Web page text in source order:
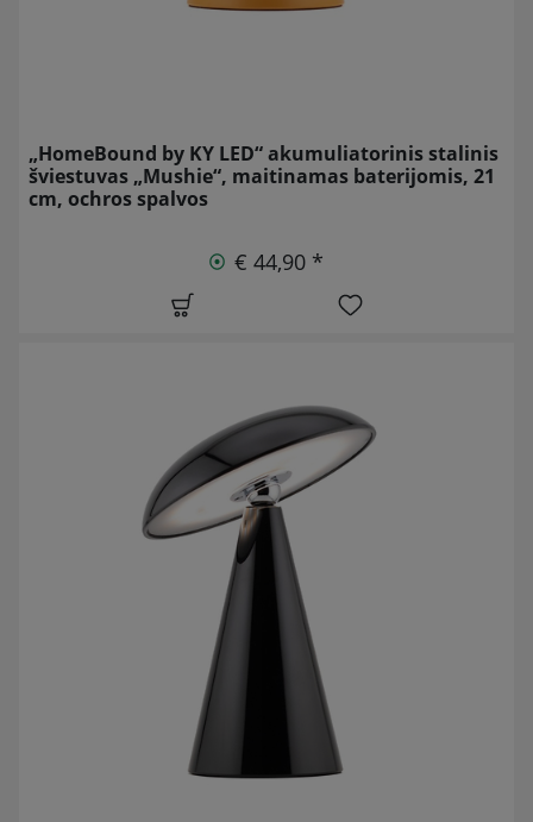
„HomeBound by KY LED“ akumuliatorinis stalinis
šviestuvas „Mushie“, maitinamas baterijomis, 21
cm, ochros spalvos
€ 44,90 *